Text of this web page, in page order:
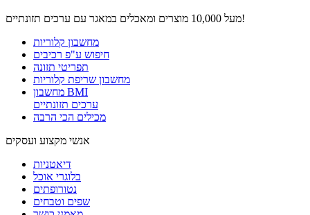
מעל 10,000 מוצרים ומאכלים במאגר עם ערכים תזונתיים!
מחשבון קלוריות
חיפוש ע"פ רכיבים
תפריטי תזונה
מחשבון שריפת קלוריות
מחשבון BMI
ערכים תזונתיים
מכילים הכי הרבה
אנשי מקצוע ועסקים
דיאטניות
בלוגרי אוכל
נטורופתים
שפים וטבחים